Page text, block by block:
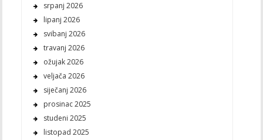
srpanj 2026
lipanj 2026
svibanj 2026
travanj 2026
ožujak 2026
veljača 2026
siječanj 2026
prosinac 2025
studeni 2025
listopad 2025